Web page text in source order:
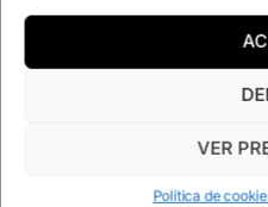
VER
Política de